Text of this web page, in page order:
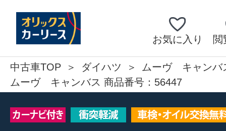
お気に入り 閲
中古車TOP ダイハツ
ムーヴ キャンバ
ムーヴ キャンバス 商品番号：56447